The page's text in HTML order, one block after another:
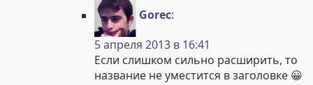
Gorec:
5 апреля 2013 в 16:41
Если слишком сильно расширить, то
название не уместится в заголовке 😀